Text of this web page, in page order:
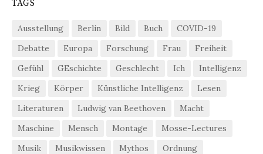
TAGS
Ausstellung Berlin Bild Buch
COVID-19
Debatte
Europa Forschung Frau
Freiheit
Gefühl
GEschichte Geschlecht Ich
Intelligenz
Krieg
Körper Künstliche Intelligenz
Lesen
Literaturen
Ludwig van Beethoven
Macht
Maschine
Mensch Montage
Mosse-Lectures
Musik
Musikwissen Mythos
Ordnung